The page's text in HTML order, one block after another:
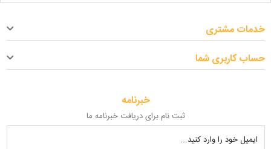
خبرنامه
ثبت نام برای دریافت خبرنامه ما
ایمیل خود را وارد کنید...
خدمات مشتری
حساب کاربری شما